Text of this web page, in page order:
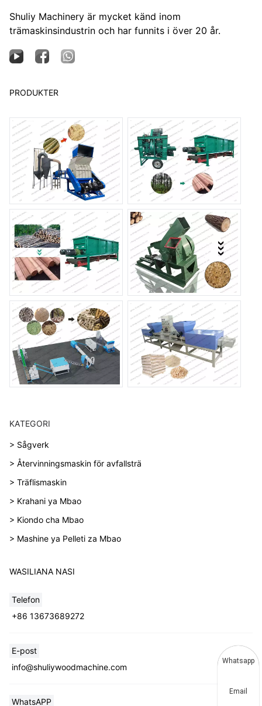
Shuliy Machinery är mycket känd inom
trämaskinsindustrin och har funnits i över 20 år.
PRODUKTER
KATEGORI
> Sågverk
> Återvinningsmaskin för avfallsträ
> Träflismaskin
> Krahani ya Mbao
> Kiondo cha Mbao
> Mashine ya Pelleti za Mbao
WASILIANA NASI
Telefon
+86 13673689272
E-post
info@shuliywoodmachine.com
WhatsAPP
Whatsapp
Email